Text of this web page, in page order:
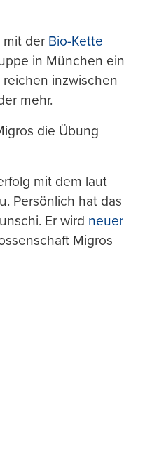
mit der Bio-Kette
in München ein
inzwischen
mehr.
die Übung
mit dem laut
Persönlich hat das
Er wird neuer
Migros